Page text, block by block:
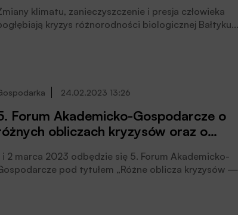
klimatu, zanieczyszczenie i presja człowieka
kryzys różnorodności biologicznej Bałtyku.
na terenie Polski do zaangażowania w
działania tej inicjatywy udowodniło już
skuteczność w zakresie odbudowy populacji
morskich, czytamy w informacji prasowej
24.02.2023 13:26
Forum Akademicko-Gospodarcze o
obliczach kryzysów oraz o
i 2 marca 2023 odbędzie się 5. Forum Akademicko-
pod tytułem „Różne oblicza kryzysów —